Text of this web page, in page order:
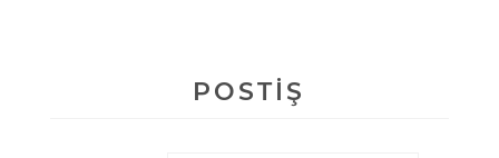
POSTİŞ